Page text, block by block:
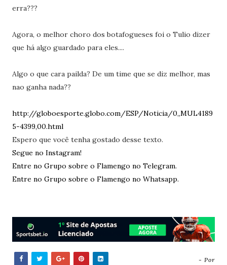
erra???
Agora, o melhor choro dos botafogueses foi o Tulio dizer
que há algo guardado para eles....
Algo o que cara pailda? De um time que se diz melhor, mas
nao ganha nada??
http://globoesporte.globo.com/ESP/Noticia/0,,MUL4189
5-4399,00.html
Espero que você tenha gostado desse texto.
Segue no Instagram!
Entre no Grupo sobre o Flamengo no Telegram.
Entre no Grupo sobre o Flamengo no Whatsapp.
- Por